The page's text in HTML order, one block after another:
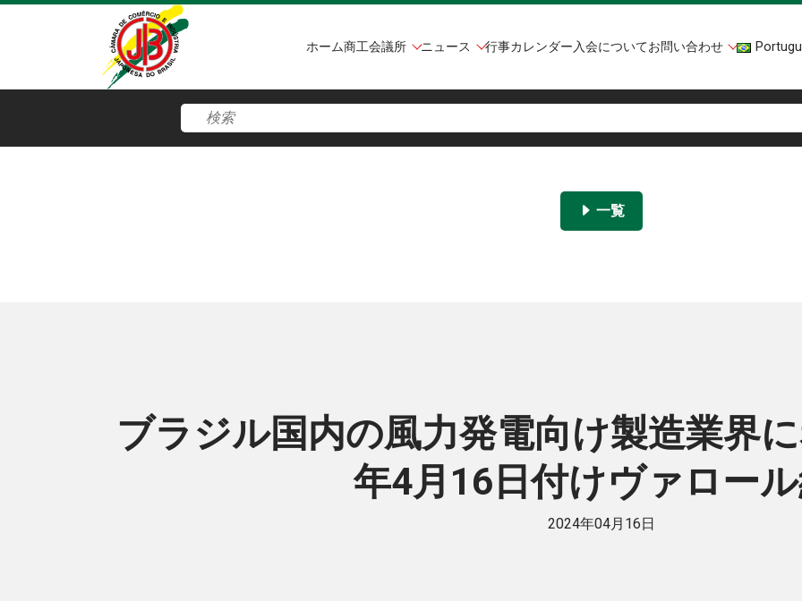
ホーム商工会議所 ニュース 行事カレンダー入会についてお問い合わせ
一覧
ブラジル国内の風力発電向け製造業界
年4月16日付けヴァロー
2024年04月16日